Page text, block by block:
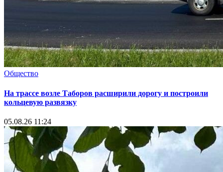
Общество
На трассе возле Таборов расширили дорогу и построили
кольцевую развязку
05.08.26 11:24